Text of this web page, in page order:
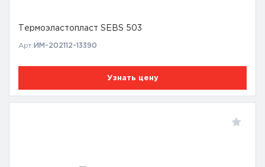
Термоэластопласт SЕВS 503
Арт: ИМ-202112-13390
Узнать цену